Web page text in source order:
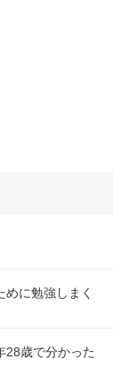
に勉強しまく
28歳で分かった